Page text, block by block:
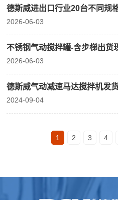
德斯威进出口行业20台不同规
2026-06-03
不锈钢气动搅拌罐-含步梯出货
2026-06-03
德斯威气动减速马达搅拌机发
2024-09-04
1 2 3 4